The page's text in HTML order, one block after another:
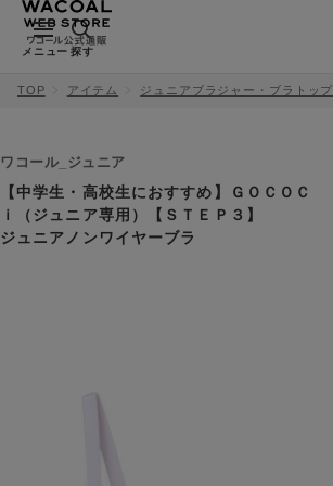
メニュー 探す
TOP アイテム ジュニアブラジャー・ブラトップ
ワコール_ジュニア
【中学生・高校生におすすめ】ＧＯＣＯＣ
ｉ（ジュニア専用）【ＳＴＥＰ３】
ジュニアノンワイヤーブラ